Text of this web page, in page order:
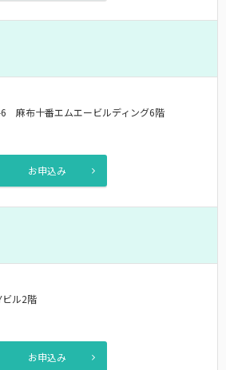
麻布十番エムエービルディング6階
お申込み
ル2階
お申込み